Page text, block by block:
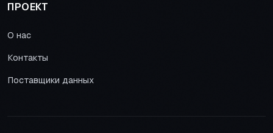
ПРОЕКТ
О нас
Контакты
Поставщики данных